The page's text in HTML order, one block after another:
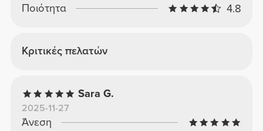
Ποιότητα
4.8
Κριτικές πελατών
Sara G.
2025-11-27
Άνεση